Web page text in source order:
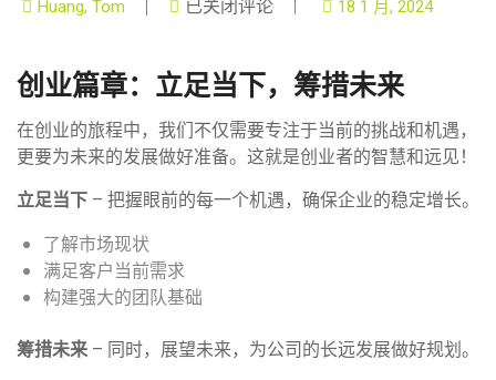
Huang, Tom 已关闭评论 18 1 月, 2024
创业篇章：立足当下，筹措未来
在创业的旅程中，我们不仅需要专注于当前的挑战和机遇，
更要为未来的发展做好准备。这就是创业者的智慧和远见！
立足当下 – 把握眼前的每一个机遇，确保企业的稳定增长。
了解市场现状
满足客户当前需求
构建强大的团队基础
筹措未来 – 同时，展望未来，为公司的长远发展做好规划。